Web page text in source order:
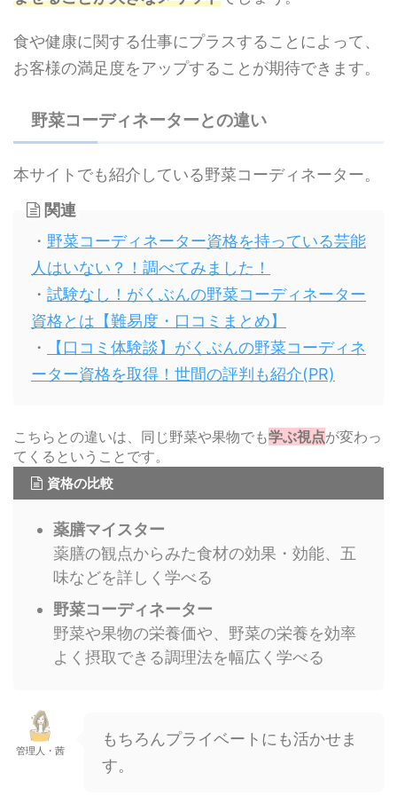
食や健康に関する仕事にプラスすることによって、
お客様の満足度をアップすることが期待できます。
野菜コーディネーターとの違い
本サイトでも紹介している野菜コーディネーター。
関連
・ 野菜コーディネーター資格を持っている芸能
人はいない？！調べてみました！
・ 試験なし！がくぶんの野菜コーディネーター
資格とは【難易度・口コミまとめ】
・
【口コミ体験談】がくぶんの野菜コーディネ
ーター資格を取得！世間の評判も紹介(PR)
こちらとの違いは、同じ野菜や果物でも学ぶ視点が変わっ
てくるということです。
資格の比較
薬膳マイスター
薬膳の観点からみた食材の効果・効能、五
味などを詳しく学べる
野菜コーディネーター
野菜や果物の栄養価や、野菜の栄養を効率
よく摂取できる調理法を幅広く学べる
管理人・茜
もちろんプライベートにも活かせま
す。